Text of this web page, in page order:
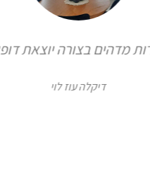
מדהים בצורה יוצאת דופן!
דיקלה עוז לוי